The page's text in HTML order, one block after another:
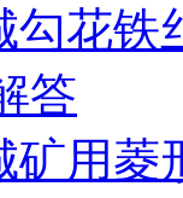
勾花铁
答
矿用